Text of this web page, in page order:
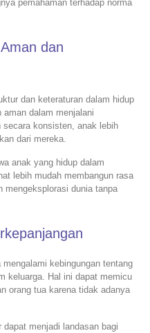
pemahaman terhadap norma
dan
dan keteraturan dalam hidup
dalam menjalani
secara konsisten, anak lebih
dari mereka.
anak yang hidup dalam
lebih mudah membangun rasa
mengeksplorasi dunia tanpa
kebingungan tentang
keluarga. Hal ini dapat memicu
orang tua karena tidak adanya
menjadi landasan bagi